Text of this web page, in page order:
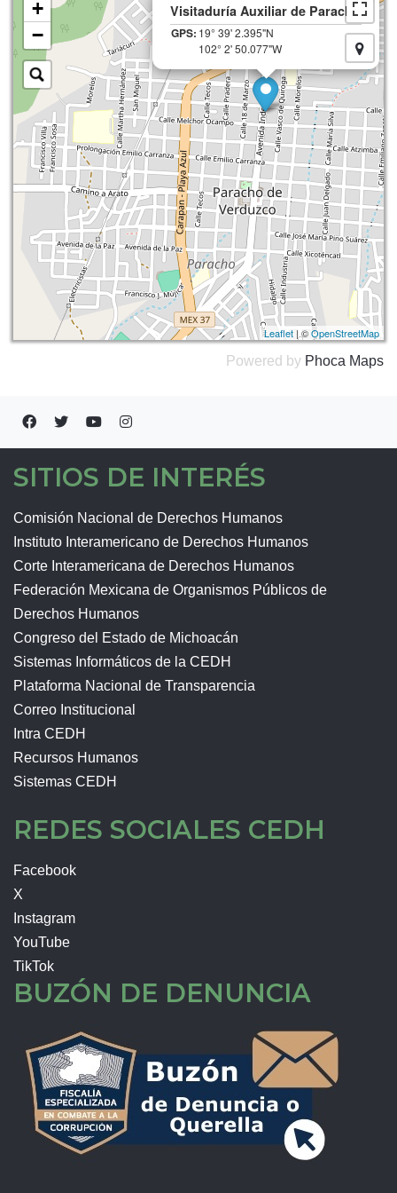
Visitaduría Auxiliar de Paracho
GPS: 19° 39' 2.395"N
102° 2' 50.077"W
+
−
Leaflet | ©OpenStreetMap
Powered by Phoca Maps
SITIOS DE INTERÉS
Comisión Nacional de Derechos Humanos
Instituto Interamericano de Derechos Humanos
Corte Interamericana de Derechos Humanos
Federación Mexicana de Organismos Públicos de
Derechos Humanos
Congreso del Estado de Michoacán
Sistemas Informáticos de la CEDH
Plataforma Nacional de Transparencia
Correo Institucional
Intra CEDH
Recursos Humanos
Sistemas CEDH
REDES SOCIALES CEDH
Facebook
X
Instagram
YouTube
TikTok
BUZÓN DE DENUNCIA